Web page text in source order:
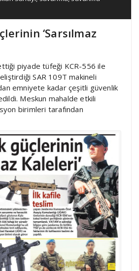
‘Sarsılmaz
piyade tüfeği KCR-556 ile
SAR 109T makineli
emniyete kadar çeşitli güvenlik
Meskun mahalde etkili
birimleri tarafından